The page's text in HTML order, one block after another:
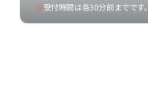
※受付時間は各30分前までです。